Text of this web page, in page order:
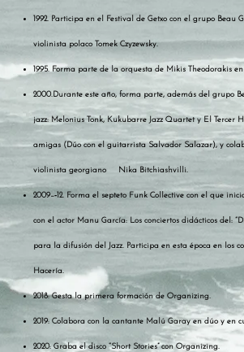
1992. Participa en el Festival de Getxo con el grupo Beau
violinista polaco Tomek Czyzewsky.
1995. Forma parte de la orquesta de Mikis Theodorakis
2000.Durante este año, forma parte, además del grupo
jazz: Melonius Tonk, Kukubarre Jazz Quartet y El Tercer
amigas (Dúo con el guitarrista Salvador Salazar), y
violinista georgiano Nika Bitchiashvilli.
2009–‐12. Forma el septeto Funk Collective con el que
con el actor Manu García: Los conciertos didácticos del:
para la difusión del Jazz. Participa en esta época en los
Hacería.
2018: Gesta la primera formación de Organizing.
2019: Colabora con la cantante Malú Garay en dúo y en
2020: Graba el disco “Short Stories” con Organizing.